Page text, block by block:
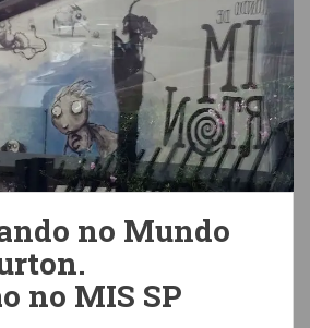
no Mundo
no MIS SP